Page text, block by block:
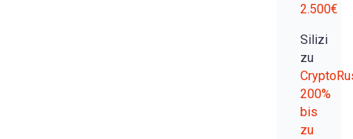
2.500€
Silizi
zu
200%
bis
zu